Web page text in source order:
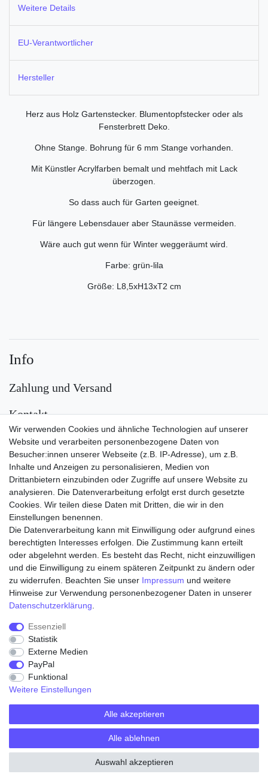
Weitere Details
EU-Verantwortlicher
Hersteller
Herz aus Holz Gartenstecker. Blumentopfstecker oder als
Fensterbrett Deko.
Ohne Stange. Bohrung für 6 mm Stange vorhanden.
Mit Künstler Acrylfarben bemalt und mehtfach mit Lack
überzogen.
So dass auch für Garten geeignet.
Für längere Lebensdauer aber Staunässe vermeiden.
Wäre auch gut wenn für Winter weggeräumt wird.
Farbe: grün-lila
Größe: L8,5xH13xT2 cm
Wir verwenden Cookies und ähnliche Technologien auf unserer
Website und verarbeiten personenbezogene Daten von
Besucher:innen unserer Webseite (z.B. IP-Adresse), um z.B.
Inhalte und Anzeigen zu personalisieren, Medien von
Drittanbietern einzubinden oder Zugriffe auf unsere Website zu
analysieren. Die Datenverarbeitung erfolgt erst durch gesetzte
Cookies. Wir teilen diese Daten mit Dritten, die wir in den
Einstellungen benennen.
Die Datenverarbeitung kann mit Einwilligung oder aufgrund eines
berechtigten Interesses erfolgen. Die Zustimmung kann erteilt
oder abgelehnt werden. Es besteht das Recht, nicht einzuwilligen
und die Einwilligung zu einem späteren Zeitpunkt zu ändern oder
zu widerrufen. Beachten Sie unser Impressum und weitere
Hinweise zur Verwendung personenbezogener Daten in unserer
Daten­schutz­erklärung
Essenziell
Statistik
Externe Medien
PayPal
Funktional
Weitere Einstellungen
Alle akzeptieren
Alle ablehnen
Auswahl akzeptieren
Info
Zahlung und Versand
Kontakt
Versand
Zahlungsarten
Widerrufs­recht
Daten­schutz­erklärung